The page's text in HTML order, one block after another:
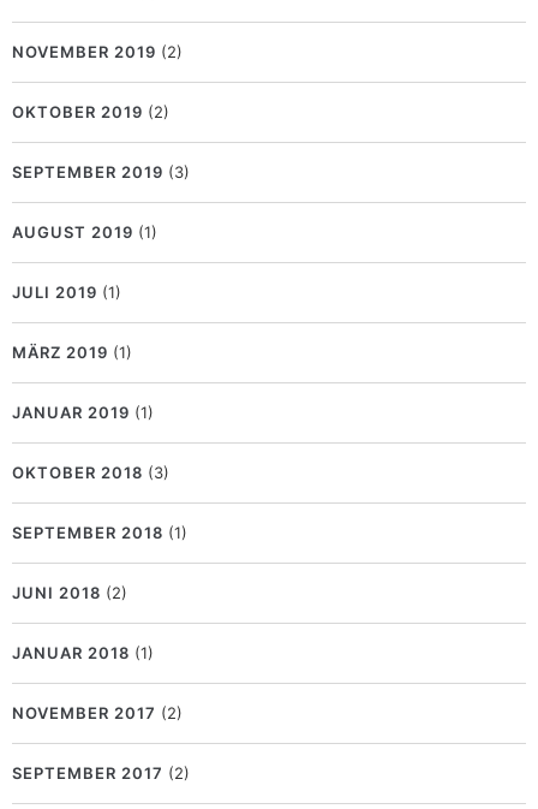
NOVEMBER 2019 (2)
OKTOBER 2019 (2)
SEPTEMBER 2019 (3)
AUGUST 2019 (1)
JULI 2019 (1)
MÄRZ 2019 (1)
JANUAR 2019 (1)
OKTOBER 2018 (3)
SEPTEMBER 2018 (1)
JUNI 2018 (2)
JANUAR 2018 (1)
NOVEMBER 2017 (2)
SEPTEMBER 2017 (2)